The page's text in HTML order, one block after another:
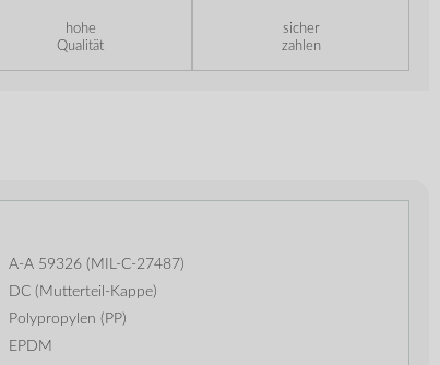
hohe
Qualität
sicher
zahlen
A-A 59326 (MIL-C-27487)
DC (Mutterteil-Kappe)
Polypropylen (PP)
EPDM